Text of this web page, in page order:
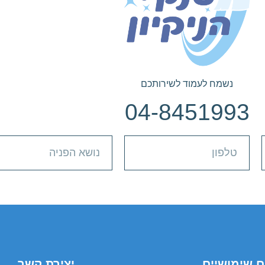
נשמח לעמוד לשירותכם
04-8451993